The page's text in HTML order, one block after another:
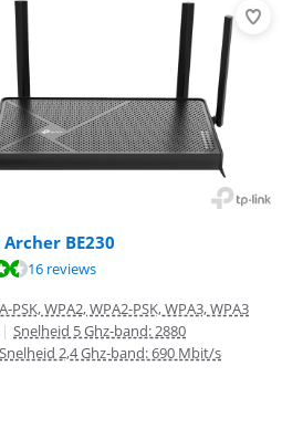
BE230
is 9,1 van de 10, gebaseerd op 16 reviews.
16 reviews
PSK, WPA2, WPA2-PSK, WPA3, WPA3
| Snelheid 5 Ghz-band: 2880
Snelheid 2,4 Ghz-band: 690 Mbit/s
is 9,0 van de 10, gebaseerd op 24 reviews.
is 9,4 van de 10, gebaseerd op 6 reviews.